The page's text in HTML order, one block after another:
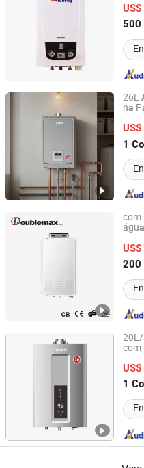
500
26L
na P
1
Zhongshan Nobin Heating
Guangdong, China
com
água
200
Zhongshan Doublemax
20L/
com
Ba
1
Zhongshan Nobin Heating
Guangdong, China